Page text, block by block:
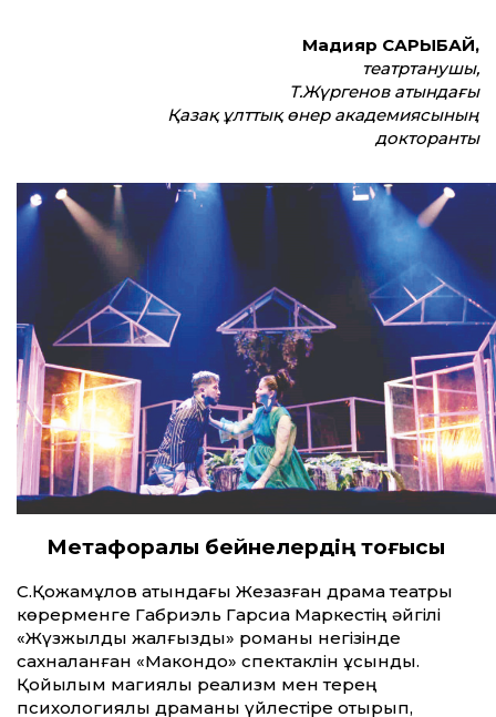
Мадияр САРЫБАЙ,
театртанушы,
Т.Жүргенов атындағы
Қазақ ұлт­тық өнер академиясының
докторанты
Метафоралық бейнелердің тоғысы
С.Қожамқұлов атындағы Жезқазған драма театры
көрерменге Габриэль Гарсиа Маркестің әйгілі
«Жүзжылдық жалғыздық» романы негізінде
сахналанған «Макондо» спектаклін ұсынды.
Қойылым магиялық реализм мен терең
психологиялық драманы үйлестіре отырып,